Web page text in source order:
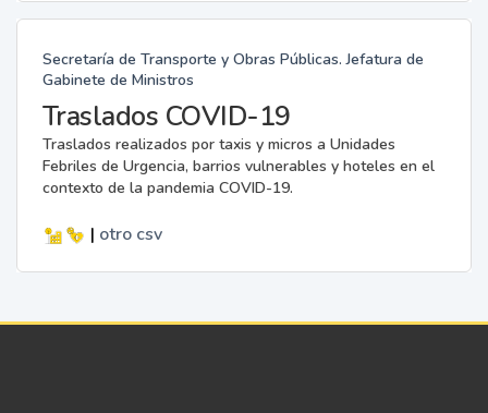
Secretaría de Transporte y Obras Públicas. Jefatura de
Gabinete de Ministros
Traslados COVID-19
Traslados realizados por taxis y micros a Unidades
Febriles de Urgencia, barrios vulnerables y hoteles en el
contexto de la pandemia COVID-19.
| otro csv